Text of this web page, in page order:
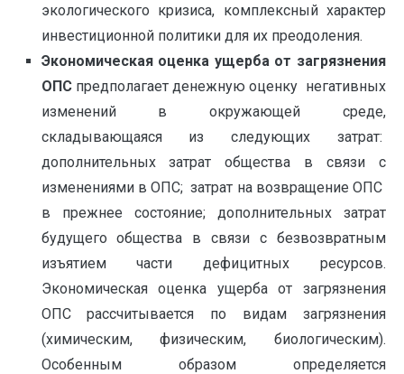
экологического кризиса, комплексный характер
инвестиционной политики для их преодоления.
Экономическая оценка ущерба от загрязнения
ОПС предполагает денежную оценку негативных
изменений в окружающей среде,
складывающаяся из следующих затрат:
дополнительных затрат общества в связи с
изменениями в ОПС; затрат на возвращение ОПС
в прежнее состояние; дополнительных затрат
будущего общества в связи с безвозвратным
изъятием части дефицитных ресурсов.
Экономическая оценка ущерба от загрязнения
ОПС рассчитывается по видам загрязнения
(химическим, физическим, биологическим).
Особенным образом определяется